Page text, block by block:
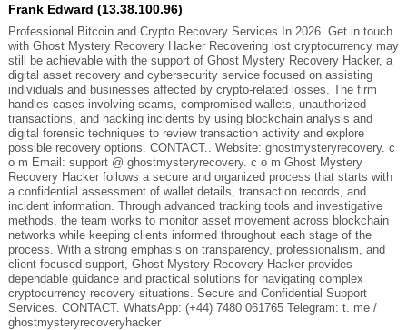
Frank Edward (13.38.100.96)
Professional Bitcoin and Crypto Recovery Services In 2026. Get in touch
with Ghost Mystery Recovery Hacker Recovering lost cryptocurrency may
still be achievable with the support of Ghost Mystery Recovery Hacker, a
digital asset recovery and cybersecurity service focused on assisting
individuals and businesses affected by crypto-related losses. The firm
handles cases involving scams, compromised wallets, unauthorized
transactions, and hacking incidents by using blockchain analysis and
digital forensic techniques to review transaction activity and explore
possible recovery options. CONTACT.. Website: ghostmysteryrecovery. c
o m Email: support @ ghostmysteryrecovery. c o m Ghost Mystery
Recovery Hacker follows a secure and organized process that starts with
a confidential assessment of wallet details, transaction records, and
incident information. Through advanced tracking tools and investigative
methods, the team works to monitor asset movement across blockchain
networks while keeping clients informed throughout each stage of the
process. With a strong emphasis on transparency, professionalism, and
client-focused support, Ghost Mystery Recovery Hacker provides
dependable guidance and practical solutions for navigating complex
cryptocurrency recovery situations. Secure and Confidential Support
Services. CONTACT. WhatsApp: (+44) 7480 061765 Telegram: t. me /
ghostmysteryrecoveryhacker